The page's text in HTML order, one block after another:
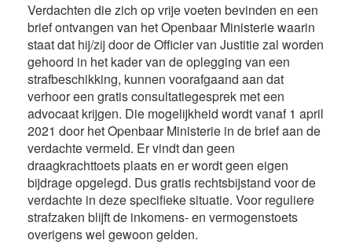
Verdachten die zich op vrije voeten bevinden en een
brief ontvangen van het Openbaar Ministerie waarin
staat dat hij/zij door de Officier van Justitie zal worden
gehoord in het kader van de oplegging van een
strafbeschikking, kunnen voorafgaand aan dat
verhoor een gratis consultatiegesprek met een
advocaat krijgen. Die mogelijkheid wordt vanaf 1 april
2021 door het Openbaar Ministerie in de brief aan de
verdachte vermeld. Er vindt dan geen
draagkrachttoets plaats en er wordt geen eigen
bijdrage opgelegd. Dus gratis rechtsbijstand voor de
verdachte in deze specifieke situatie. Voor reguliere
strafzaken blijft de inkomens- en vermogenstoets
overigens wel gewoon gelden.